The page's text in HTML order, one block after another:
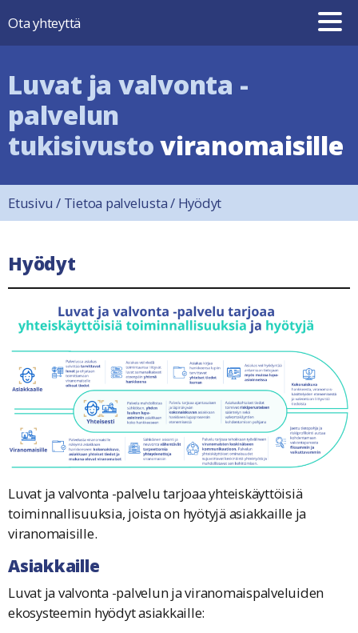
Ota yhteyttä
Luvat ja valvonta -
palvelun
tukisivustoviranomaisille
Etusivu / Tietoa palvelusta/ Hyödyt
Hyödyt
Luvat ja valvonta -palvelu tarjoaa yhteiskäyttöisiä
toiminnallisuuksia, joista on hyötyjä asiakkaille ja
viranomaisille.
Asiakkaille
Luvat ja valvonta -palvelun ja viranomaispalveluiden
ekosysteemin hyödyt asiakkaille: